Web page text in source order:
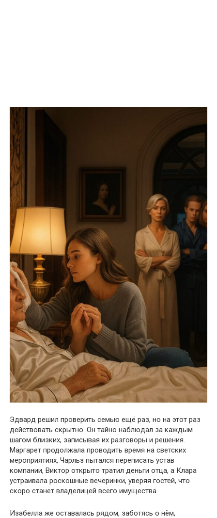
Эдвард решил проверить семью ещё раз, но на этот раз
действовать скрытно. Он тайно наблюдал за каждым
шагом близких, записывая их разговоры и решения.
Маргарет продолжала проводить время на светских
мероприятиях, Чарльз пытался переписать устав
компании, Виктор открыто тратил деньги отца, а Клара
устраивала роскошные вечеринки, уверяя гостей, что
скоро станет владелицей всего имущества.
Изабелла же оставалась рядом, заботясь о нём,